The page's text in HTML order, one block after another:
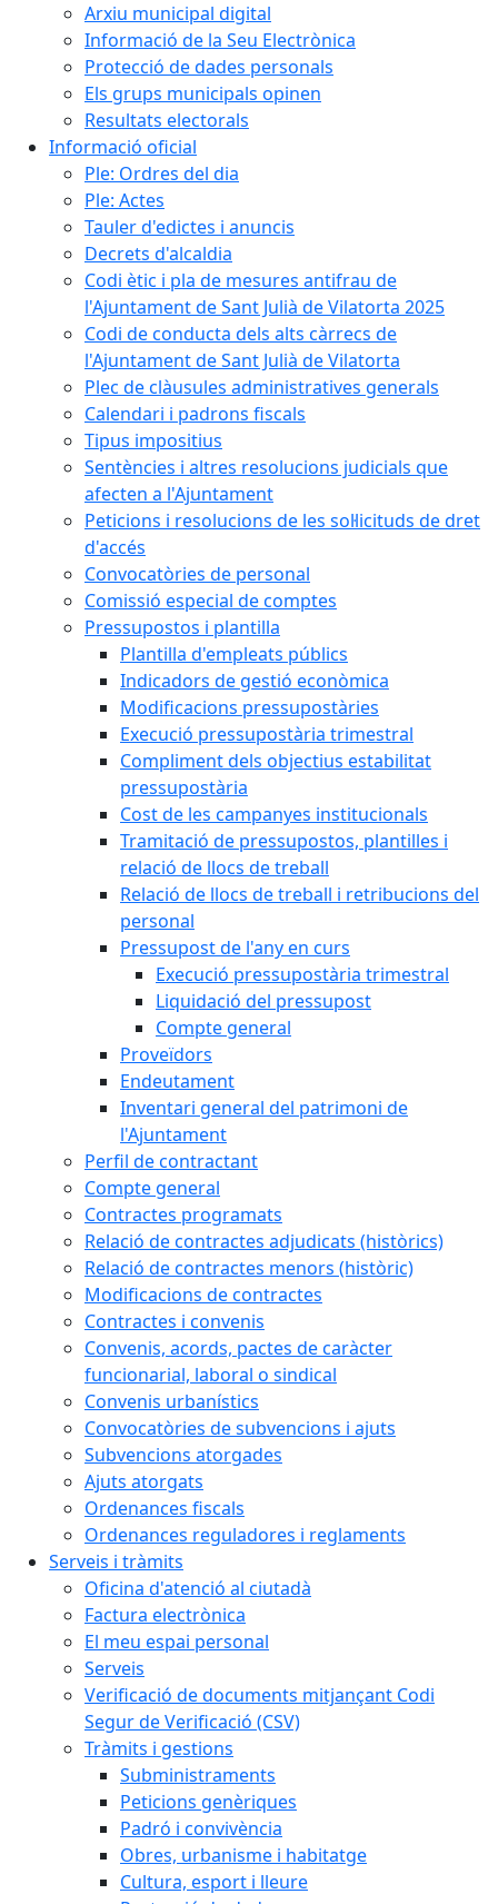
Arxiu municipal digital
Informació de la Seu Electrònica
Protecció de dades personals
Els grups municipals opinen
Resultats electorals
Informació oficial
Ple: Ordres del dia
Ple: Actes
Tauler d'edictes i anuncis
Decrets d'alcaldia
Codi ètic i pla de mesures antifrau de
l'Ajuntament de Sant Julià de Vilatorta 2025
Codi de conducta dels alts càrrecs de
l'Ajuntament de Sant Julià de Vilatorta
Plec de clàusules administratives generals
Calendari i padrons fiscals
Tipus impositius
Sentències i altres resolucions judicials que
afecten a l'Ajuntament
Peticions i resolucions de les sol·licituds de dret
d'accés
Convocatòries de personal
Comissió especial de comptes
Pressupostos i plantilla
Plantilla d'empleats públics
Indicadors de gestió econòmica
Modificacions pressupostàries
Execució pressupostària trimestral
Compliment dels objectius estabilitat
pressupostària
Cost de les campanyes institucionals
Tramitació de pressupostos, plantilles i
relació de llocs de treball
Relació de llocs de treball i retribucions del
personal
Pressupost de l'any en curs
Execució pressupostària trimestral
Liquidació del pressupost
Compte general
Proveïdors
Endeutament
Inventari general del patrimoni de
l'Ajuntament
Perfil de contractant
Compte general
Contractes programats
Relació de contractes adjudicats (històrics)
Relació de contractes menors (històric)
Modificacions de contractes
Contractes i convenis
Convenis, acords, pactes de caràcter
funcionarial, laboral o sindical
Convenis urbanístics
Convocatòries de subvencions i ajuts
Subvencions atorgades
Ajuts atorgats
Ordenances fiscals
Ordenances reguladores i reglaments
Serveis i tràmits
Oficina d'atenció al ciutadà
Factura electrònica
El meu espai personal
Serveis
Verificació de documents mitjançant Codi
Segur de Verificació (CSV)
Tràmits i gestions
Subministraments
Peticions genèriques
Padró i convivència
Obres, urbanisme i habitatge
Cultura, esport i lleure